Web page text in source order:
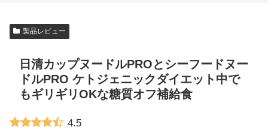
製品レビュー
日清カップヌードルPROとシーフードヌー
ドルPRO ケトジェニックダイエット中で
もギリギリOKな糖質オフ補給食
4.5